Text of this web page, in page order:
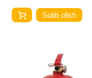
Sotib olish